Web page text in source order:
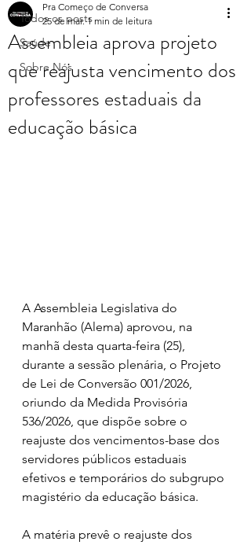
Todos os posts
Saúde
Sobre Nós
Assembleia aprova projeto
que reajusta vencimento dos
professores estaduais da
educação básica
Pra Começo de Conversa
25 de mar. 1 min de leitura
A Assembleia Legislativa do
Maranhão (Alema) aprovou, na
manhã desta quarta-feira (25),
durante a sessão plenária, o Projeto
de Lei de Conversão 001/2026,
oriundo da Medida Provisória
536/2026, que dispõe sobre o
reajuste dos vencimentos-base dos
servidores públicos estaduais
efetivos e temporários do subgrupo
magistério da educação básica.
A matéria prevê o reajuste dos